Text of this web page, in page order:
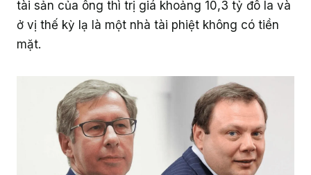
tài sản của ông thì trị giá khoảng 10,3 tỷ đô la và
ở vị thế kỳ lạ là một nhà tài phiệt không có tiền
mặt.